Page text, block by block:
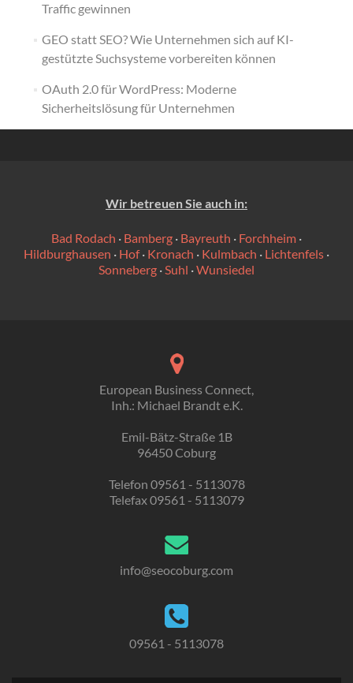
Traffic gewinnen
GEO statt SEO? Wie Unternehmen sich auf KI-
gestützte Suchsysteme vorbereiten können
OAuth 2.0 für WordPress: Moderne
Sicherheitslösung für Unternehmen
Wir betreuen Sie auch in:
Bad Rodach · Bamberg · Bayreuth · Forchheim ·
Hildburghausen · Hof· Kronach · Kulmbach · Lichtenfels ·
Sonneberg ·Suhl ·Wunsiedel
European Business Connect,
Inh.: Michael Brandt e.K.
Emil-Bätz-Straße 1B
96450 Coburg
Telefon 09561 - 5113078
Telefax 09561 - 5113079
info@seocoburg.com
09561 - 5113078